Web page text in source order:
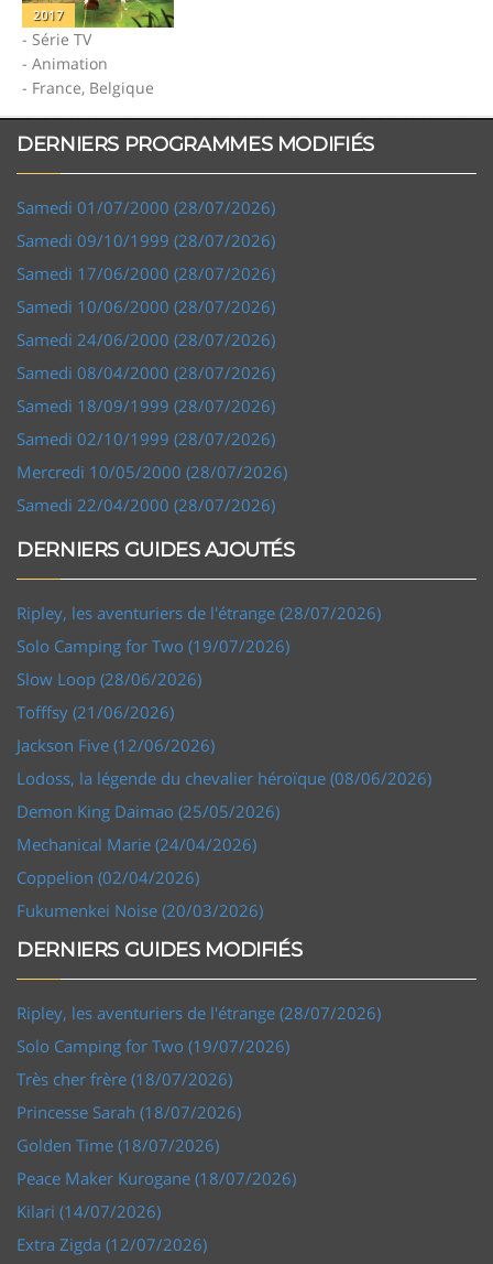
2017
- Série TV
- Animation
- France, Belgique
DERNIERS PROGRAMMES MODIFIÉS
Samedi 01/07/2000 (28/07/2026)
Samedi 09/10/1999 (28/07/2026)
Samedi 17/06/2000 (28/07/2026)
Samedi 10/06/2000 (28/07/2026)
Samedi 24/06/2000 (28/07/2026)
Samedi 08/04/2000 (28/07/2026)
Samedi 18/09/1999 (28/07/2026)
Samedi 02/10/1999 (28/07/2026)
Mercredi 10/05/2000 (28/07/2026)
Samedi 22/04/2000 (28/07/2026)
DERNIERS GUIDES AJOUTÉS
Ripley, les aventuriers de l'étrange (28/07/2026)
Solo Camping for Two (19/07/2026)
Slow Loop (28/06/2026)
Tofffsy (21/06/2026)
Jackson Five (12/06/2026)
Lodoss, la légende du chevalier héroïque (08/06/2026)
Demon King Daimao (25/05/2026)
Mechanical Marie (24/04/2026)
Coppelion (02/04/2026)
Fukumenkei Noise (20/03/2026)
DERNIERS GUIDES MODIFIÉS
Ripley, les aventuriers de l'étrange (28/07/2026)
Solo Camping for Two (19/07/2026)
Très cher frère (18/07/2026)
Princesse Sarah (18/07/2026)
Golden Time (18/07/2026)
Peace Maker Kurogane (18/07/2026)
Kilari (14/07/2026)
Extra Zigda (12/07/2026)